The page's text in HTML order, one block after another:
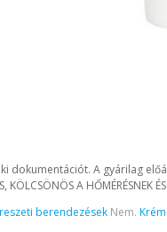
dokumentációt. A gyárilag
A HŐMÉRÉSNEK
berendezések Nem.